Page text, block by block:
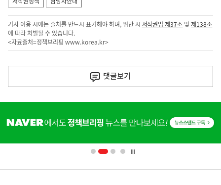
기사 이용 시에는 출처를 반드시 표기해야 하며, 위반 시 저작권법 제37조 및제138조
에 따라 처벌될 수 있습니다.
<자료출처=정책브리핑 www.korea.kr>
다
음
기
댓글보기
단
영